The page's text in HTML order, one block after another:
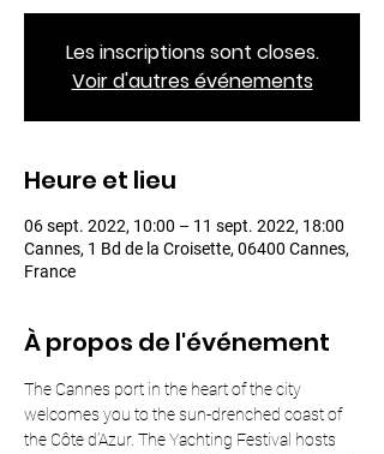
Les inscriptions sont closes.
Voir d'autres événements
Heure et lieu
06 sept. 2022, 10:00 – 11 sept. 2022, 18:00
Cannes, 1 Bd de la Croisette, 06400 Cannes,
France
À propos de l'événement
The Cannes port in the heart of the city
welcomes you to the sun-drenched coast of
the Côte d’Azur. The Yachting Festival hosts